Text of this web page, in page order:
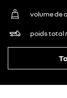
volume de
poids total